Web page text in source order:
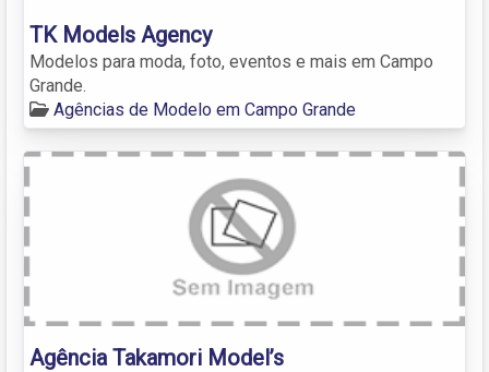
TK Models Agency
Modelos para moda, foto, eventos e mais em Campo
Grande.
Agências de Modelo em Campo Grande
Agência Takamori Model’s